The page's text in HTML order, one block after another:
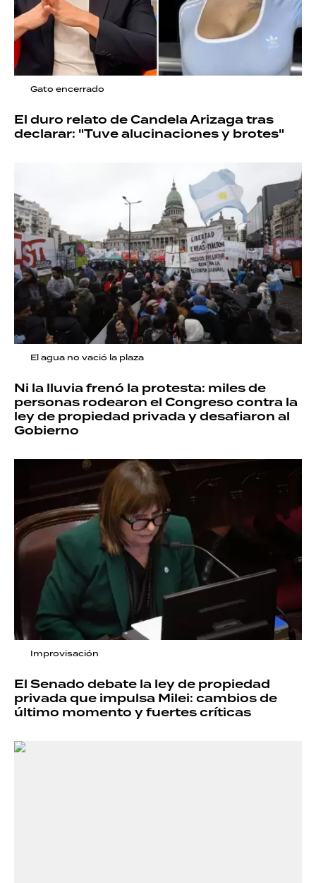
Gato encerrado
El duro relato de Candela Arizaga tras
declarar: "Tuve alucinaciones y brotes"
El agua no vació la plaza
Ni la lluvia frenó la protesta: miles de
personas rodearon el Congreso contra la
ley de propiedad privada y desafiaron al
Gobierno
Improvisación
El Senado debate la ley de propiedad
privada que impulsa Milei: cambios de
último momento y fuertes críticas